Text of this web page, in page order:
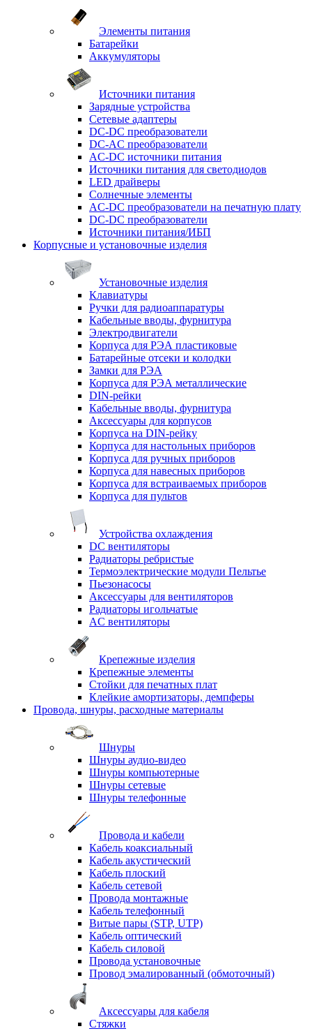
Элементы питания
Батарейки
Аккумуляторы
Источники питания
Зарядные устройства
Сетевые адаптеры
DC-DC преобразователи
DC-AC преобразователи
AC-DC источники питания
Источники питания для светодиодов
LED драйверы
Солнечные элементы
AC-DC преобразователи на печатную плату
DC-DC преобразователи
Источники питания/ИБП
Корпусные и установочные изделия
Установочные изделия
Клавиатуры
Ручки для радиоаппаратуры
Кабельные вводы, фурнитура
Электродвигатели
Корпуса для РЭА пластиковые
Батарейные отсеки и колодки
Замки для РЭА
Корпуса для РЭА металлические
DIN-рейки
Кабельные вводы, фурнитура
Аксессуары для корпусов
Корпуса на DIN-рейку
Корпуса для настольных приборов
Корпуса для ручных приборов
Корпуса для навесных приборов
Корпуса для встраиваемых приборов
Корпуса для пультов
Устройства охлаждения
DC вентиляторы
Радиаторы ребристые
Термоэлектрические модули Пельтье
Пьезонасосы
Аксессуары для вентиляторов
Радиаторы игольчатые
AC вентиляторы
Крепежные изделия
Крепежные элементы
Стойки для печатных плат
Клейкие амортизаторы, демпферы
Провода, шнуры, расходные материалы
Шнуры
Шнуры аудио-видео
Шнуры компьютерные
Шнуры сетевые
Шнуры телефонные
Провода и кабели
Кабель коаксиальный
Кабель акустический
Кабель плоский
Кабель сетевой
Провода монтажные
Кабель телефонный
Витые пары (STP, UTP)
Кабель оптический
Кабель силовой
Провода установочные
Провод эмалированный (обмоточный)
Аксессуары для кабеля
Стяжки